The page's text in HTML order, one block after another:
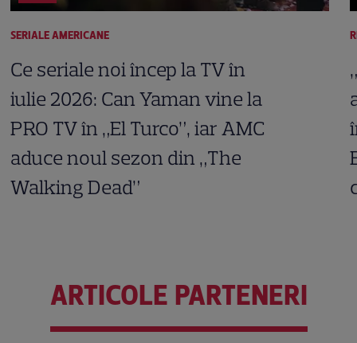
SERIALE AMERICANE
Ce seriale noi încep la TV în
iulie 2026: Can Yaman vine la
PRO TV în „El Turco”, iar AMC
aduce noul sezon din „The
Walking Dead”
ARTICOLE PARTENERI